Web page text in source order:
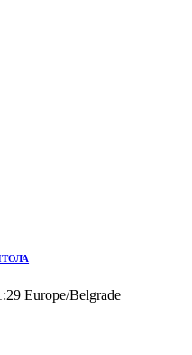
Europe/Belgrade